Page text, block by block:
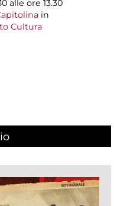
alle ore 13.30
in
Cultura